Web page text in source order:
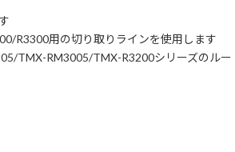
R3300用の切り取りラインを使用します
TMX-RM3005/TMX-R3200シリーズのルー